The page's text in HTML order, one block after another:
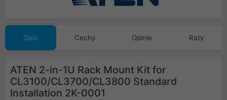
Opis Cechy Opinie Raty
ATEN 2-in-1U Rack Mount Kit for
CL3100/CL3700/CL3800 Standard
Installation 2K-0001